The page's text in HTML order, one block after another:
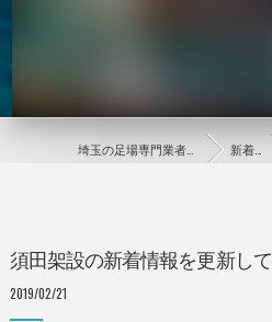
新着情報
須田架設の新着情報を更新して
2019/02/21